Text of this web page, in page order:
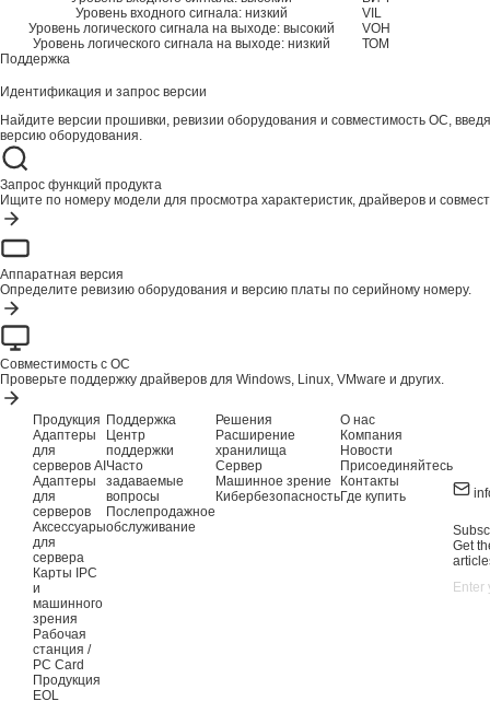
Уровень входного сигнала: низкий
VIL
Уровень логического сигнала на выходе: высокий
VOH
Уровень логического сигнала на выходе: низкий
ТОМ
Поддержка
Идентификация и запрос версии
Найдите версии прошивки, ревизии оборудования и совместимость ОС,
версию оборудования.
Запрос функций продукта
Ищите по номеру модели для просмотра характеристик, драйверов и
Аппаратная версия
Определите ревизию оборудования и версию платы по серийному номеру.
Совместимость с ОС
Проверьте поддержку драйверов для Windows, Linux, VMware и других.
Продукция
Адаптеры
для
серверов AI
Адаптеры
для
серверов
Аксессуары
для
сервера
Карты IPC
и
машинного
зрения
Рабочая
станция /
PC Card
Продукция
EOL
Поддержка
Центр
поддержки
Часто
задаваемые
вопросы
Послепродажное
обслуживание
Решения
Расширение
хранилища
Сервер
Машинное зрение
Кибербезопасность
О нас
Компания
Новости
Присоединяйтесь
Контакты
Где купить
Get